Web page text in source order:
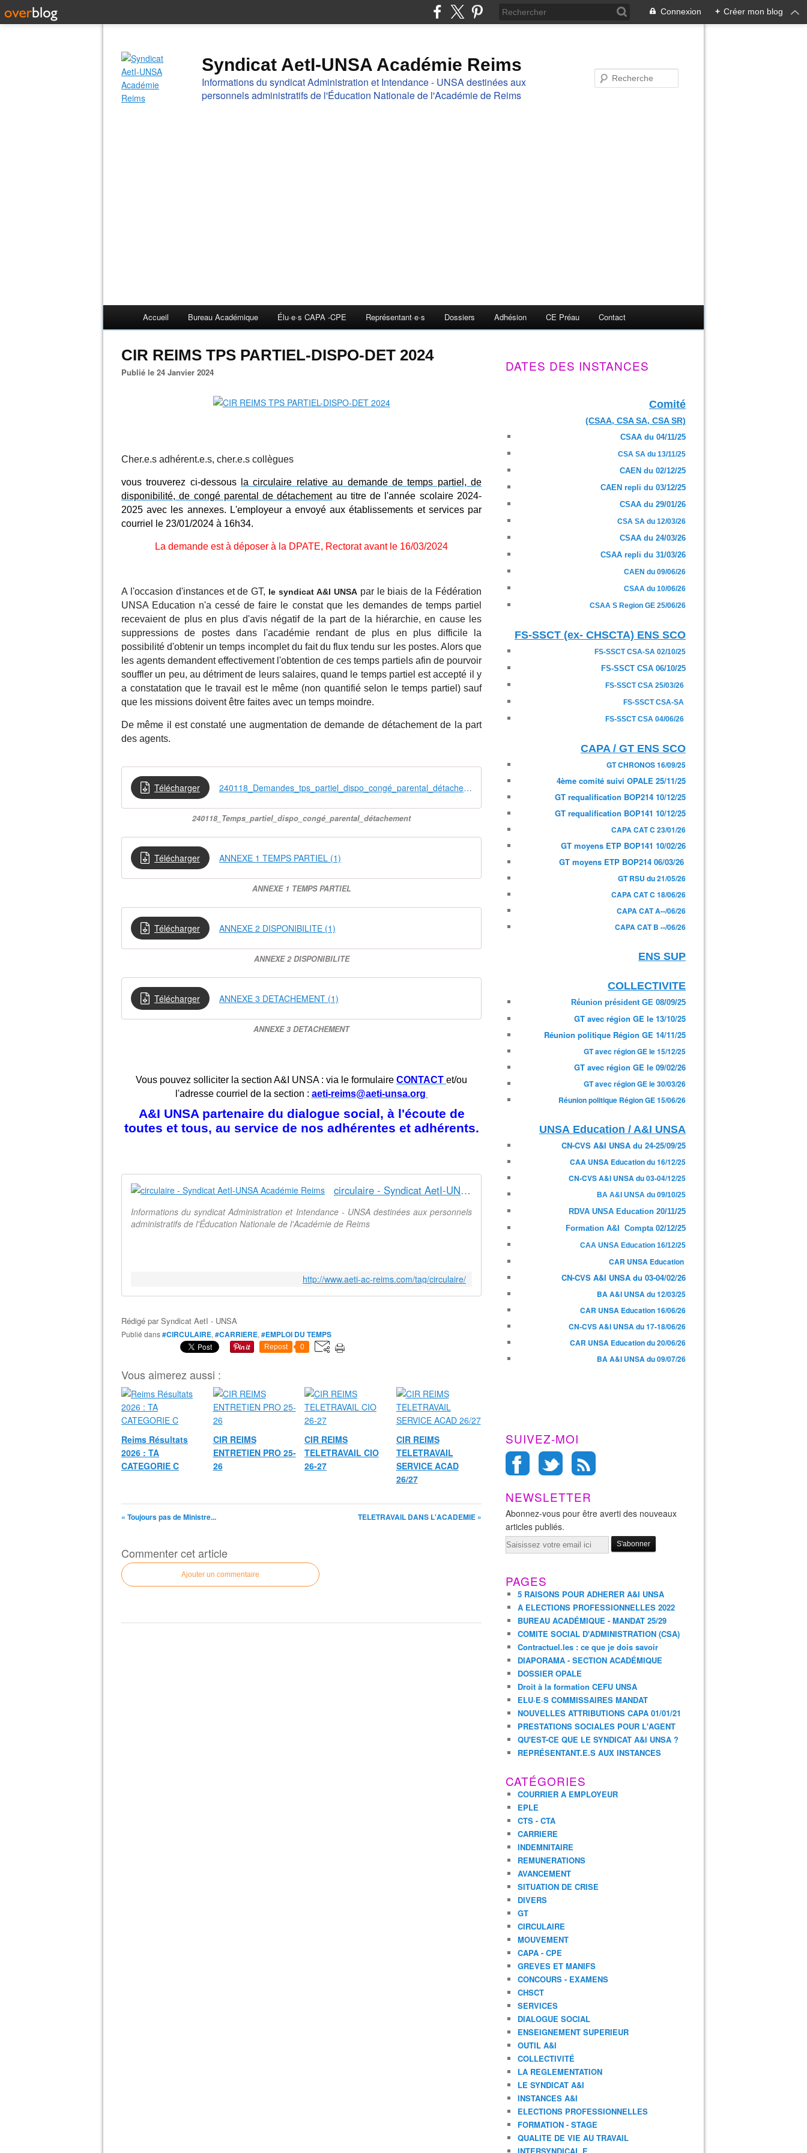
Connexion + Créer mon blog
Syndicat AetI-UNSA Académie Reims
Informations du syndicat Administration et Intendance - UNSA destinées aux
personnels administratifs de l'Éducation Nationale de l'Académie de Reims
Accueil Bureau Académique Élu·e·s CAPA -CPE Représentant·e·s Dossiers Adhésion CE Préau Contact
CIR REIMS TPS PARTIEL-DISPO-DET 2024
Publié le 24 Janvier 2024
Cher.e.s adhérent.e.s, cher.e.s collègues
vous trouverez ci-dessous la circulaire relativeau demande de temps partiel, de
disponibilité, de congé parental de détachementau titre de l'année scolaire 2024-
2025 avec les annexes. L'employeur a envoyé aux établissements et services par
courriel le 23/01/2024 à 16h34.
La demande est à déposer à la DPATE, Rectorat avant le 16/03/2024
A l'occasion d'instances et de GT, le syndicat A&I UNSApar le biais de la Fédération
UNSA Education n'a cessé de faire le constat que les demandes de temps partiel
recevaient de plus en plus d'avis négatif de la part de la hiérarchie, en cause les
suppressions de postes dans l'académie rendant de plus en plus difficile la
possibilité d'obtenir un temps incomplet du fait du flux tendu sur les postes. Alors que
les agents demandent effectivement l'obtention de ces temps partiels afin de pourvoir
souffler un peu, au détriment de leurs salaires, quand le temps partiel est accepté il y
a constatation que le travail est le même (non quantifié selon le temps partiel) sauf
que les missions doivent être faites avec un temps moindre.
De même il est constaté une augmentation de demande de détachement de la part
des agents.
Télécharger 240118_Demandes_tps_partiel_dispo_congé_parental_détachement_admin_tech_labo_med_soc_ITRF
240118_Temps_partiel_dispo_congé_parental_détachement
Télécharger ANNEXE 1 TEMPS PARTIEL (1)
ANNEXE 1 TEMPS PARTIEL
Télécharger ANNEXE 2 DISPONIBILITE (1)
ANNEXE 2 DISPONIBILITE
Télécharger ANNEXE 3 DETACHEMENT (1)
ANNEXE 3 DETACHEMENT
Vous pouvez solliciter la section A&I UNSA : via le formulaire CONTACT et/ou
l'adresse courriel de la section : aeti-reims@aeti-unsa.org
A&I UNSA partenaire du dialogue social, à l'écoute de
toutes et tous, au service de nos adhérentes et adhérents.
circulaire - Syndicat AetI-UNSA Académie Reims
Informations du syndicat Administration et Intendance - UNSA destinées aux personnels
administratifs de l'Éducation Nationale de l'Académie de Reims
http://www.aeti-ac-reims.com/tag/circulaire/
Rédigé parSyndicat AetI - UNSA
Publié dans#CIRCULAIRE, #CARRIERE, #EMPLOI DU TEMPS
Repost 0
Vous aimerez aussi :
Reims Résultats
2026 : TA
CATEGORIE C
CIR REIMS
ENTRETIEN PRO 25-
26
CIR REIMS
TELETRAVAIL CIO
26-27
CIR REIMS
TELETRAVAIL
SERVICE ACAD
26/27
« Toujours pas de Ministre... TELETRAVAIL DANS L'ACADEMIE »
Commenter cet article
Ajouter un commentaire
DATES DES INSTANCES
Comité
(CSAA, CSA SA, CSA SR)
CSAA du 04/11/25
CSA SA du 13/11/25
CAEN du 02/12/25
CAEN repli du 03/12/25
CSAA du 29/01/26
CSA SA du 12/03/26
CSAA du 24/03/26
CSAA repli du 31/03/26
CAEN du 09/06/26
CSAA du 10/06/26
CSAA S Region GE 25/06/26
FS-SSCT (ex- CHSCTA) ENS SCO
FS-SSCT CSA-SA 02/10/25
FS-SSCT CSA 06/10/25
FS-SSCT CSA 25/03/26
FS-SSCT CSA-SA
FS-SSCT CSA 04/06/26
CAPA / GT ENS SCO
GT CHRONOS 16/09/25
4ème comité suivi OPALE 25/11/25
GT requalification BOP214 10/12/25
GT requalification BOP141 10/12/25
CAPA CAT C 23/01/26
GT moyens ETP BOP141 10/02/26
GT moyens ETP BOP214 06/03/26
GT RSU du 21/05/26
CAPA CAT C 18/06/26
CAPA CAT A--/06/26
CAPA CAT B --/06/26
ENS SUP
COLLECTIVITE
Réunion président GE 08/09/25
GT avec région GE le 13/10/25
Réunion politique Région GE 14/11/25
GT avec région GE le 15/12/25
GT avec région GE le 09/02/26
GT avec région GE le 30/03/26
Réunion politique Région GE 15/06/26
UNSA Education / A&I UNSA
CN-CVS A&I UNSA du 24-25/09/25
CAA UNSA Education du 16/12/25
CN-CVS A&I UNSA du 03-04/12/25
BA A&I UNSA du 09/10/25
RDVA UNSA Education 20/11/25
Formation A&I Compta 02/12/25
CAA UNSA Education 16/12/25
CAR UNSA Education
CN-CVS A&I UNSA du 03-04/02/26
BA A&I UNSA du 12/03/25
CAR UNSA Education 16/06/26
CN-CVS A&I UNSA du 17-18/06/26
CAR UNSA Education du 20/06/26
BA A&I UNSA du 09/07/26
SUIVEZ-MOI
NEWSLETTER
Abonnez-vous pour être averti des nouveaux
articles publiés.
Email
PAGES
5 RAISONS POUR ADHERER A&I UNSA
A ELECTIONS PROFESSIONNELLES 2022
BUREAU ACADÉMIQUE - MANDAT 25/29
COMITE SOCIAL D'ADMINISTRATION (CSA)
Contractuel.les : ce que je dois savoir
DIAPORAMA - SECTION ACADÉMIQUE
DOSSIER OPALE
Droit à la formation CEFU UNSA
ELU·E·S COMMISSAIRES MANDAT
NOUVELLES ATTRIBUTIONS CAPA 01/01/21
PRESTATIONS SOCIALES POUR L'AGENT
QU'EST-CE QUE LE SYNDICAT A&I UNSA ?
REPRÉSENTANT.E.S AUX INSTANCES
CATÉGORIES
COURRIER A EMPLOYEUR
EPLE
CTS - CTA
CARRIERE
INDEMNITAIRE
REMUNERATIONS
AVANCEMENT
SITUATION DE CRISE
DIVERS
GT
CIRCULAIRE
MOUVEMENT
CAPA - CPE
GREVES ET MANIFS
CONCOURS - EXAMENS
CHSCT
SERVICES
DIALOGUE SOCIAL
ENSEIGNEMENT SUPERIEUR
OUTIL A&I
COLLECTIVITÉ
LA REGLEMENTATION
LE SYNDICAT A&I
INSTANCES A&I
ELECTIONS PROFESSIONNELLES
FORMATION - STAGE
QUALITE DE VIE AU TRAVAIL